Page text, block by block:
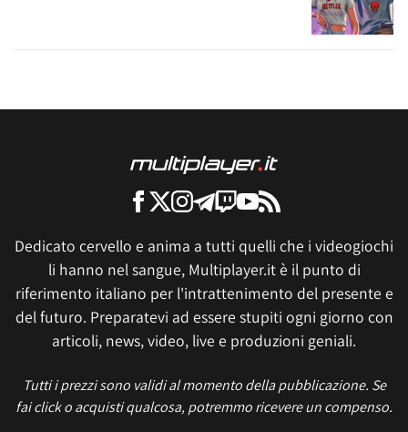
Dedicato cervello e anima a tutti quelli che i videogiochi
li hanno nel sangue, Multiplayer.it è il punto di
riferimento italiano per l'intrattenimento del presente e
del futuro. Preparatevi ad essere stupiti ogni giorno con
articoli, news, video, live e produzioni geniali.
Tutti i prezzi sono validi al momento della pubblicazione. Se
fai click o acquisti qualcosa, potremmo ricevere un compenso.